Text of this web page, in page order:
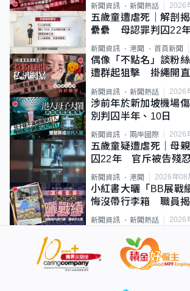
新聞資訊 新聞熱話 2026
五歲童遭虐死｜解剖
纍纍 母認罪判囚22
類案最惡劣
新聞資訊 港聞 首頁新聞
偶像「不點名」談粉
遭群起狙擊 掛繩開直
新聞資訊 新聞熱話 2026
涉前年於新加坡機場
別判囚半年、10日
新聞資訊 兩岸國際 2026
五歲童疑遭虐死｜母
囚22年 官斥被告殘
新聞資訊 港聞 2026年08
小紅書大曬「BB展
悔沒帶行李箱 職員揭
唔到」
新聞資訊 新聞熱話 2026